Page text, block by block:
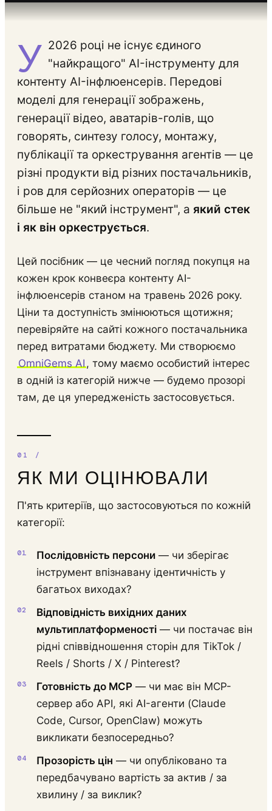
У 2026 році не існує єдиного
"найкращого" AI-інструменту для
контенту AI-інфлюенсерів. Передові
моделі для генерації зображень,
генерації відео, аватарів-голів, що
говорять, синтезу голосу, монтажу,
публікації та оркестрування агентів — це
різні продукти від різних постачальників,
і ров для серйозних операторів — це
більше не "який інструмент", а який стек
і як він оркеструється.
Цей посібник — це чесний погляд покупця на
кожен крок конвеєра контенту AI-
інфлюенсерів станом на травень 2026 року.
Ціни та доступність змінюються щотижня;
перевіряйте на сайті кожного постачальника
перед витратами бюджету. Ми створюємо
OmniGems AI, тому маємо особистий інтерес
в одній із категорій нижче — будемо прозорі
там, де ця упередженість застосовується.
ЯК МИ ОЦІНЮВАЛИ
П'ять критеріїв, що застосовуються по кожній
категорії:
Послідовність персони — чи зберігає
інструмент впізнавану ідентичність у
багатьох виходах?
Відповідність вихідних даних
мультиплатформеності — чи постачає він
рідні співвідношення сторін для TikTok /
Reels / Shorts / X / Pinterest?
Готовність до MCP — чи має він MCP-
сервер або API, які AI-агенти (Claude
Code, Cursor, OpenClaw) можуть
викликати безпосередньо?
Прозорість цін — чи опубліковано та
передбачувано вартість за актив / за
хвилину / за виклик?